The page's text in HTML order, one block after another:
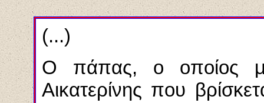
(...)
Ο πάπας, ο οποίος
Αικατερίνης που